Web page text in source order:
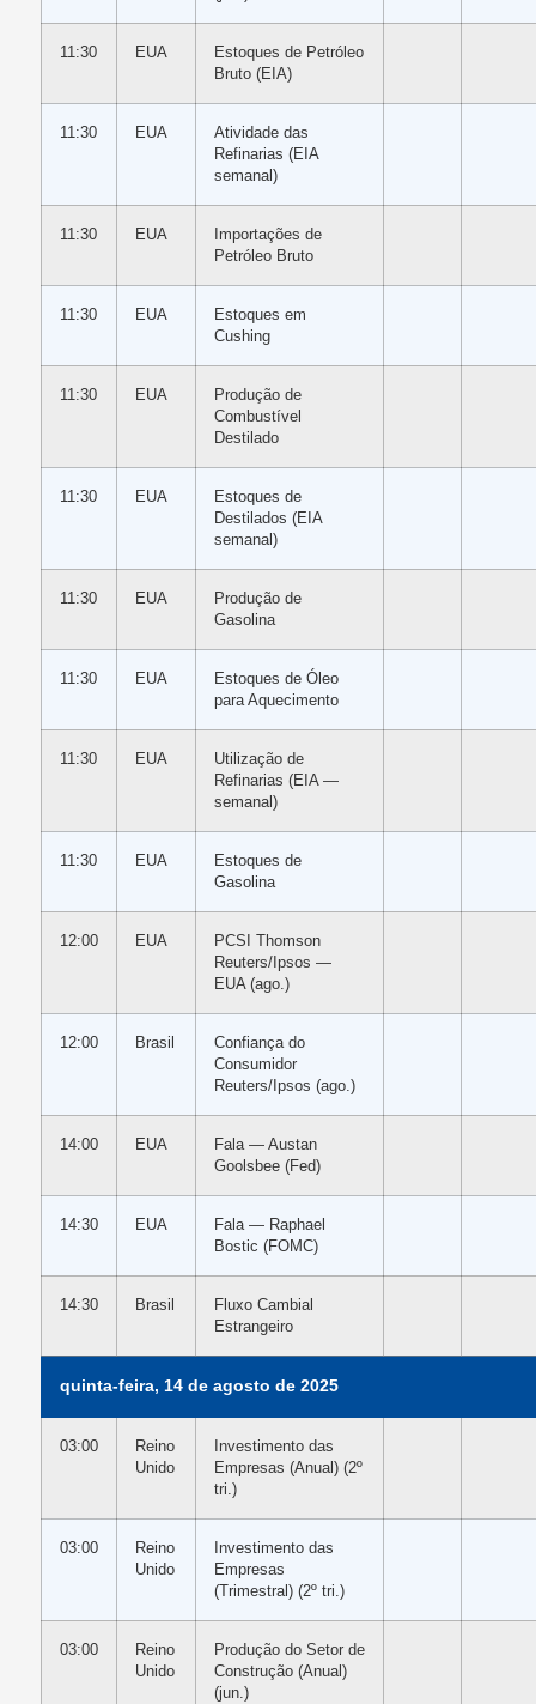
11:30 EUA
Estoques de Petróleo
Bruto (EIA)
11:30 EUA
Atividade das
Refinarias (EIA
semanal)
11:30 EUA
Importações de
Petróleo Bruto
11:30 EUA
Estoques em
Cushing
11:30 EUA
Produção de
Combustível
Destilado
11:30 EUA
Estoques de
Destilados (EIA
semanal)
11:30 EUA
Produção de
Gasolina
11:30 EUA
Estoques de Óleo
para Aquecimento
11:30 EUA
Utilização de
Refinarias (EIA —
semanal)
11:30 EUA
Estoques de
Gasolina
12:00 EUA
PCSI Thomson
Reuters/Ipsos —
EUA (ago.)
12:00 Brasil
Confiança do
Consumidor
Reuters/Ipsos (ago.)
14:00 EUA
Fala — Austan
Goolsbee (Fed)
14:30 EUA
Fala — Raphael
Bostic (FOMC)
14:30 Brasil
Fluxo Cambial
Estrangeiro
quinta-feira, 14 de agosto de 2025
03:00
Reino
Unido
Investimento das
Empresas (Anual) (2º
tri.)
03:00
Reino
Unido
Investimento das
Empresas
(Trimestral) (2º tri.)
03:00
Reino
Unido
Produção do Setor de
Construção (Anual)
(jun.)